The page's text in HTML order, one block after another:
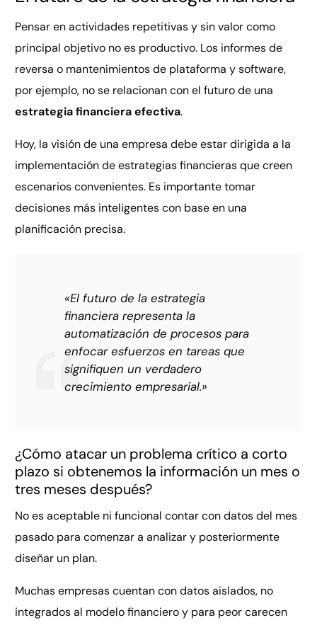
Pensar en actividades repetitivas y sin valor como
principal objetivo no es productivo. Los informes de
reversa o mantenimientos de plataforma y software,
por ejemplo, no se relacionan con el futuro de una
estrategia financiera efectiva.
Hoy, la visión de una empresa debe estar dirigida a la
implementación de estrategias financieras que creen
escenarios convenientes. Es importante tomar
decisiones más inteligentes con base en una
planificación precisa.
«El futuro de la estrategia
financiera representa la
automatización de procesos para
enfocar esfuerzos en tareas que
signifiquen un verdadero
crecimiento empresarial.»
¿Cómo atacar un problema crítico a corto
plazo si obtenemos la información un mes o
tres meses después?
No es aceptable ni funcional contar con datos del mes
pasado para comenzar a analizar y posteriormente
diseñar un plan.
Muchas empresas cuentan con datos aislados, no
integrados al modelo financiero y para peor carecen